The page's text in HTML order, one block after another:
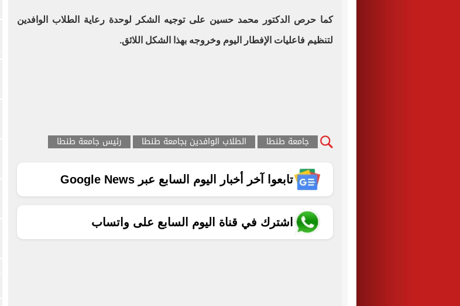
كما حرص الدكتور محمد حسين على توجيه الشكر لوحدة رعاية الطلاب الوافدين
لتنظيم فاعليات الإفطار اليوم وخروجه بهذا الشكل اللائق.
جامعة طنطا الطلاب الوافدين بجامعة طنطا رئيس جامعة طنطا
تابعوا آخر أخبار اليوم السابع عبر Google News
اشترك في قناة اليوم السابع على واتساب